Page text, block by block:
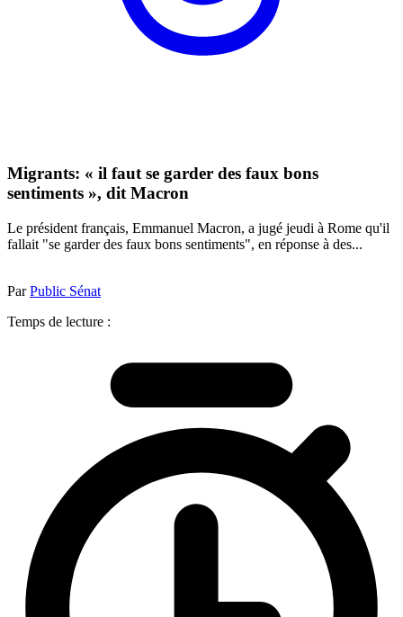
Migrants: « il faut se garder des faux bons
sentiments », dit Macron
Le président français, Emmanuel Macron, a jugé jeudi à Rome qu'il
fallait "se garder des faux bons sentiments", en réponse à des...
ParPublic Sénat
Temps de lecture :